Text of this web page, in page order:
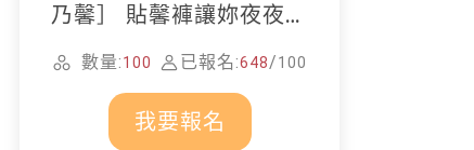
乃馨］ 貼馨褲讓妳夜夜好
數量:100 已報名:648/100
我要報名